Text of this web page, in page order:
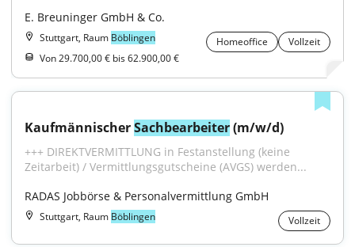
E. Breuninger GmbH & Co.
Stuttgart, Raum Böblingen Homeoffice
Vollzeit
Von 29.700,00 € bis 62.900,00 €
Kaufmännischer Sachbearbeiter (m/w/d)
+++ DIREKTVERMITTLUNG in Festanstellung (keine
Zeitarbeit) / Vermittlungsgutscheine (AVGS) werden...
RADAS Jobbörse & Personalvermittlung GmbH
Stuttgart, Raum Böblingen Vollzeit